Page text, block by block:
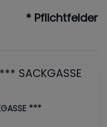
* Pflichtfelder
***